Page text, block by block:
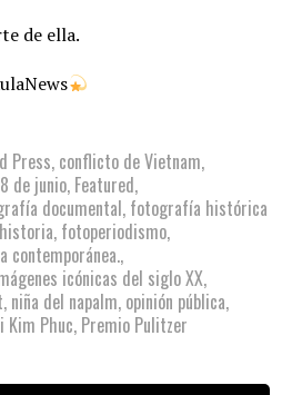
de ella.
Press, conflicto de Vietnam,
de junio, Featured,
documental, fotografía histórica
, fotoperiodismo,
contemporánea.,
icónicas del siglo XX,
, niña del napalm, opinión pública,
Kim Phuc, Premio Pulitzer